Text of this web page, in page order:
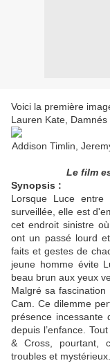
Voici la première
Lauren Kate, Damnés
Addison Timlin,
Le film
Synopsis :
Lorsque Luce entre
surveillée, elle est
cet endroit sinistre
ont un passé lourd
faits et gestes de
jeune homme évite
beau brun aux yeux
Malgré sa
Cam. Ce dilemme
présence incessante
depuis l’enfance.
& Cross, pourtant,
troubles et